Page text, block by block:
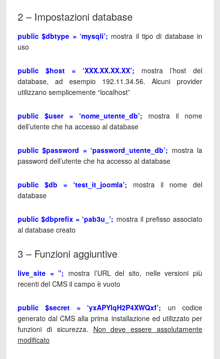
2 – Impostazioni database
public $dbtype = ‘mysqli’; mostra il tipo di database in
uso
public $host = ‘XXX.XX.XX.XX’;
mostra l’host del
database, ad esempio 192.11.34.56. Alcuni provider
utilizzano semplicemente “localhost”
public $user = ‘nome_utente_db’; mostra il nome
dell’utente che ha accesso al database
public $password = ‘password_utente_db’; mostra la
password dell’utente che ha accesso al database
public $db = ‘test_it_joomla’; mostra il nome del
database
public $dbprefix = ‘pab3u_’; mostra il prefisso associato
al database creato
3 – Funzioni aggiuntive
live_site = ”; mostra l’URL del sito, nelle versioni più
recenti del CMS il campo è vuoto
public $secret = ‘yxAPYlqH2P4XWQxf’; un codice
generato dal CMS alla prima installazione ed utilizzato per
funzioni di sicurezza. Non deve essere assolutamente
modificato